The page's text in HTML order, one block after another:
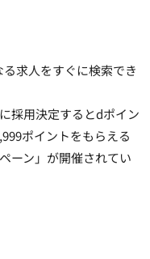
求人をすぐに検索でき
採用決定するとdポイン
ポイントをもらえる
ーン」が開催されてい